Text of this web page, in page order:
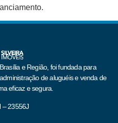
e Região, foi fundada para
de aluguéis e venda de
eficaz e segura.
–23556J